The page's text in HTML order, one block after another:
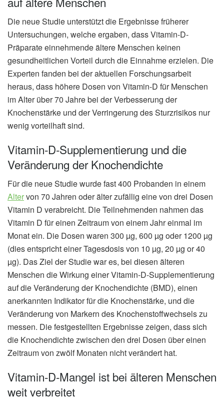
Die neue Studie unterstützt die Ergebnisse früherer
Untersuchungen, welche ergaben, dass Vitamin-D-
Präparate einnehmende ältere Menschen keinen
gesundheitlichen Vorteil durch die Einnahme erzielen. Die
Experten fanden bei der aktuellen Forschungsarbeit
heraus, dass höhere Dosen von Vitamin-D für Menschen
im Alter über 70 Jahre bei der Verbesserung der
Knochenstärke und der Verringerung des Sturzrisikos nur
wenig vorteilhaft sind.
Vitamin-D-Supplementierung und die
Veränderung der Knochendichte
Für die neue Studie wurde fast 400 Probanden in einem
Altervon 70 Jahren oder älter zufällig eine von drei Dosen
Vitamin D verabreicht. Die Teilnehmenden nahmen das
Vitamin D für einen Zeitraum von einem Jahr einmal im
Monat ein. Die Dosen waren 300 µg, 600 µg oder 1200 µg
(dies entspricht einer Tagesdosis von 10 µg, 20 µg or 40
µg). Das Ziel der Studie war es, bei diesen älteren
Menschen die Wirkung einer Vitamin-D-Supplementierung
auf die Veränderung der Knochendichte (BMD), einen
anerkannten Indikator für die Knochenstärke, und die
Veränderung von Markern des Knochenstoffwechsels zu
messen. Die festgestellten Ergebnisse zeigen, dass sich
die Knochendichte zwischen den drei Dosen über einen
Zeitraum von zwölf Monaten nicht verändert hat.
Vitamin-D-Mangel ist bei älteren Menschen
weit verbreitet